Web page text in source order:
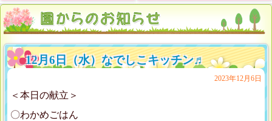
12月6日（水）なでしこキッチン♬
2023年12月6日
＜本日の献立＞
〇わかめごはん